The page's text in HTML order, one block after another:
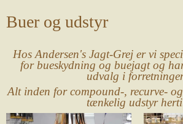
Buer og udstyr
Hos Andersen's Jagt-Grej er vi
for bueskydning og buejagt og
udvalg i
Alt inden for compound-, recurve-
tænkelig udstyr